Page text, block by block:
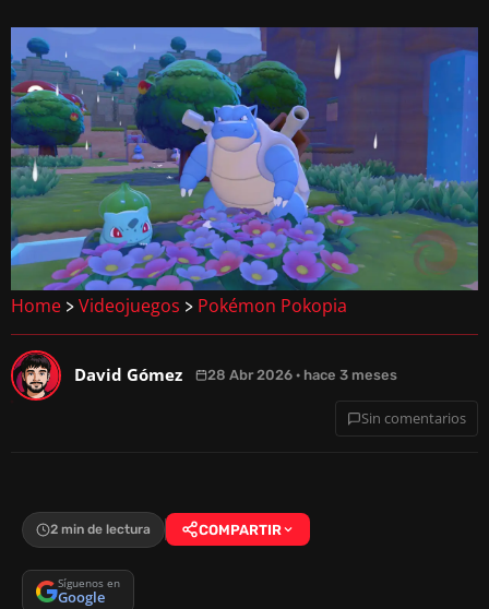
Home > Videojuegos > Pokémon Pokopia
David Gómez 28 Abr 2026 · hace 3 meses
Sin comentarios
2 min de lectura COMPARTIR
Síguenos en
Google